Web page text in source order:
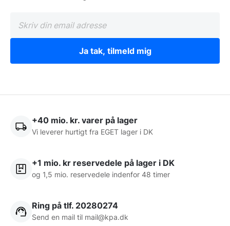
Ja tak, tilmeld mig
+40 mio. kr. varer på lager
Vi leverer hurtigt fra EGET lager i DK
+1 mio. kr reservedele på lager i DK
og 1,5 mio. reservedele indenfor 48 timer
Ring på tlf. 20280274
Send en mail til mail@kpa.dk